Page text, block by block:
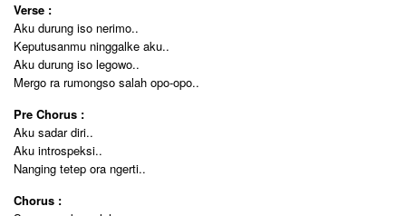
Verse :
Aku durung iso nerimo..
Keputusanmu ninggalke aku..
Aku durung iso legowo..
Mergo ra rumongso salah opo-opo..
Pre Chorus :
Aku sadar diri..
Aku introspeksi..
Nanging tetep ora ngerti..
Chorus :